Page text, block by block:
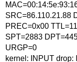
SRC=86.110.21.88
PREC=0x00
SPT=2883
URGP=0
kernel: INPUT drop: